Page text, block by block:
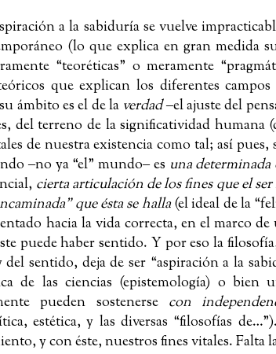
a la sabiduría se vuelve
(lo que explica en gran medida
“teoréticas” o meramente
que explican los diferentes
ámbito es el de la verdad‒el ajuste del
del terreno de la significatividad humana
de nuestra existencia como tal; así
‒no ya “el” mundo‒es una
cierta articulación de los fines que el
que ésta se halla(el ideal de la
hacia la vida correcta, en el marco de
puede haber sentido. Ypor eso la
sentido, deja de ser “aspiración a la
de las ciencias (epistemología) o bien
pueden sostenerse con
estética, y las diversas “filosofías
y con éste, nuestros fines vitales. Falta